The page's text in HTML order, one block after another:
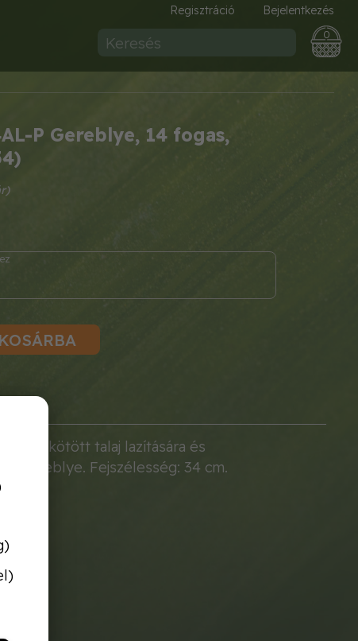
Regisztráció Bejelentkezés
0
P Gereblye, 14 fogas,
KOSÁRBA
a kötött talaj lazítására és
gereblye. Fejszélesség: 34 cm.